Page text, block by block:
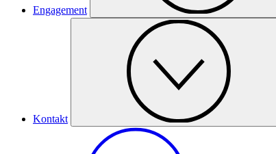
Engagement
Kontakt